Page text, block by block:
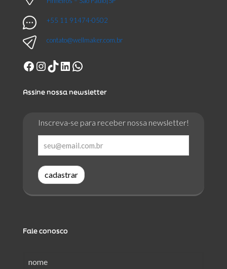
+55 11 91474-0502
contato@wellmaker.com.br
Facebook
Instagram
TikTok
LinkedIn
WhatsApp
Assine nossa newsletter
Inscreva-se para receber nossa newsletter!
cadastrar
Fale conosco